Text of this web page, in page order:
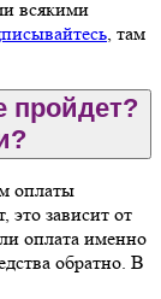
всякими
, там
пройдет?
оплаты
это зависит от
оплата именно
обратно. В